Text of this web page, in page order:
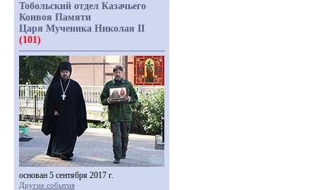
Тобольский отдел Казачьего
Конвоя Памяти
Царя Мученика Николая II
(101)
основан 5 сентября 2017 г.
Другие события